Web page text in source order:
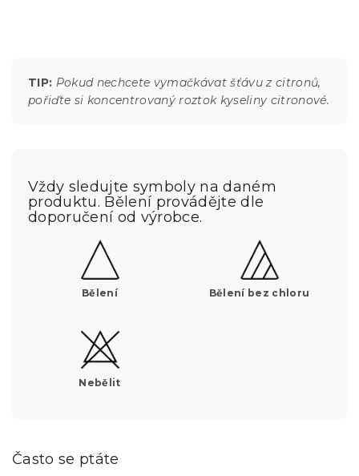
TIP: Pokud nechcete vymačkávat šťávu z citronů,
pořiďte si koncentrovaný roztok kyseliny citronové.
Vždy sledujte symboly na daném
produktu. Bělení provádějte dle
doporučení od výrobce.
Bělení Bělení bez chloru
Nebělit
Často se ptáte